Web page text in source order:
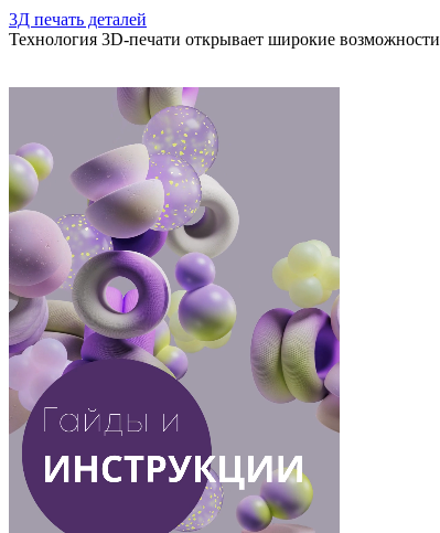
3Д печать деталей
Технология 3D-печати открывает широкие возможности